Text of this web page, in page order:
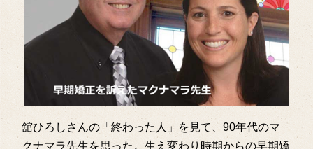
舘ひろしさんの「終わった人」を見て、90年代のマ
クナマラ先生を思った。生え変わり時期からの早期矯